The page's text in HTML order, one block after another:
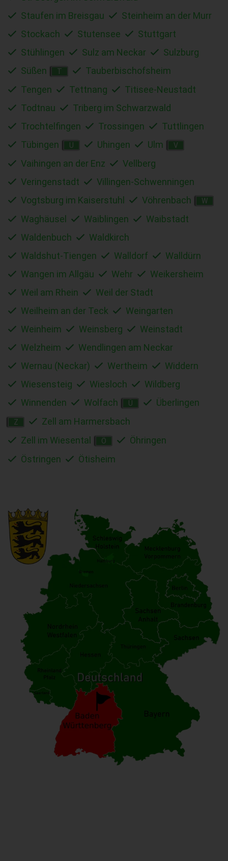
Staufen im Breisgau
Steinheim an der Murr
Stockach
Stutensee
Stuttgart
Stühlingen
Sulz am Neckar
Sulzburg
Süßen
T
Tauberbischofsheim
Tengen
Tettnang
Titisee-Neustadt
Todtnau
Triberg im Schwarzwald
Trochtelfingen
Trossingen
Tuttlingen
Tübingen
U Uhingen Ulm V
Vaihingen an der Enz
Vellberg
Veringenstadt
Villingen-Schwenningen
Vogtsburg im Kaiserstuhl
Vöhrenbach W
Waghäusel Waiblingen
Waibstadt
Waldenbuch
Waldkirch
Waldshut-Tiengen
Walldorf
Walldürn
Wangen im Allgäu
Wehr
Weikersheim
Weil am Rhein
Weil der Stadt
Weilheim an der Teck
Weingarten
Weinheim
Weinsberg
Weinstadt
Welzheim
Wendlingen am Neckar
Wernau (Neckar)
Wertheim
Widdern
Wiesensteig
Wiesloch
Wildberg
Winnenden
Wolfach Ü Überlingen
Z
Zell am Harmersbach
Zell im Wiesental
Ö
Öhringen
Östringen
Ötisheim